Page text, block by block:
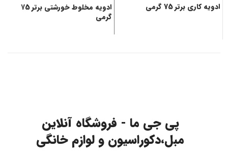
ادویه کاری برتر 75 گرمی
ادویه مخلوط خورشتی برتر 75
گرمی
پی جی ما - فروشگاه آنلاین
مبل،دکوراسیون و لوازم خانگی